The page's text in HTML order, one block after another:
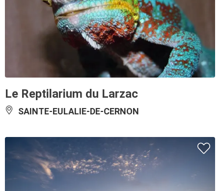
Le Reptilarium du Larzac
SAINTE-EULALIE-DE-CERNON